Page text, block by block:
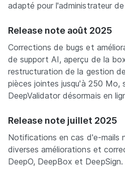
adapté pour l'administrateur
Release note août 2025
Corrections de bugs et
de support AI, aperçu de la
restructuration de la gestion
pièces jointes jusqu'à 250 Mo,
DeepValidator désormais en
Release note juillet 2025
Notifications en cas d'e-mails
diverses améliorations et
DeepO, DeepBox et DeepSign.